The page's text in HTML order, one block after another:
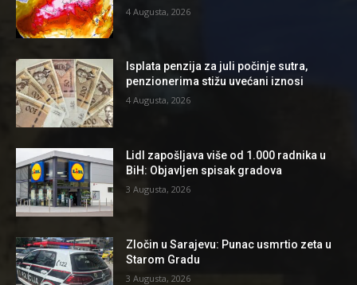
4 Augusta, 2026
Isplata penzija za juli počinje sutra,
penzionerima stižu uvećani iznosi
4 Augusta, 2026
Lidl zapošljava više od 1.000 radnika u
BiH: Objavljen spisak gradova
3 Augusta, 2026
Zločin u Sarajevu: Punac usmrtio zeta u
Starom Gradu
3 Augusta, 2026